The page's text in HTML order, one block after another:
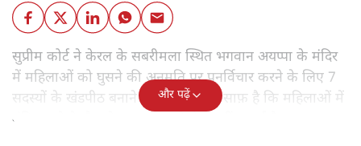
ईश्वर के दरबार में सबको हाज़िर होने का मौका क्यों नहीं देना चाहता
वह केरल, जो अपनी बौद्धिकता के लिए पूरे देश में मशहूर है? आखिर
क्या है मामला? क्या यह आस्था का सवाल है या इसके पीछे सदियों से
चली आ रही पुरुषवादी सोच है? सवाल यह भी है कि कुछ लोग आधी